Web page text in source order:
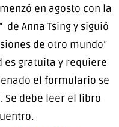
en agosto con la
de Anna Tsing y siguió
de otro mundo”
es gratuita y requiere
el formulario se
debe leer el libro